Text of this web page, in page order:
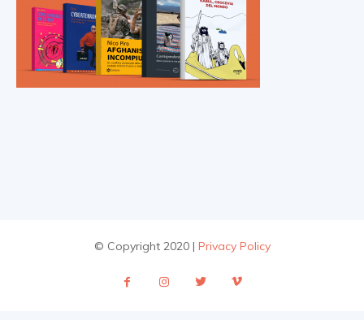
© Copyright 2020 | Privacy Policy